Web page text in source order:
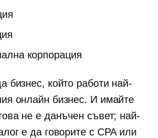
корпорация
бизнес, който работи най-
онлайн бизнес. И имайте
не е данъчен съвет; най-
е да говорите с CPA или